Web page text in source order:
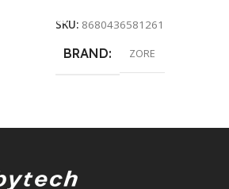
SKU: 8680436581261
BRAND ZORE